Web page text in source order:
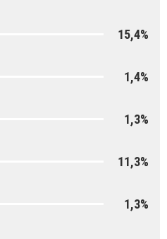
15,4%
1,4%
1,3%
11,3%
1,3%